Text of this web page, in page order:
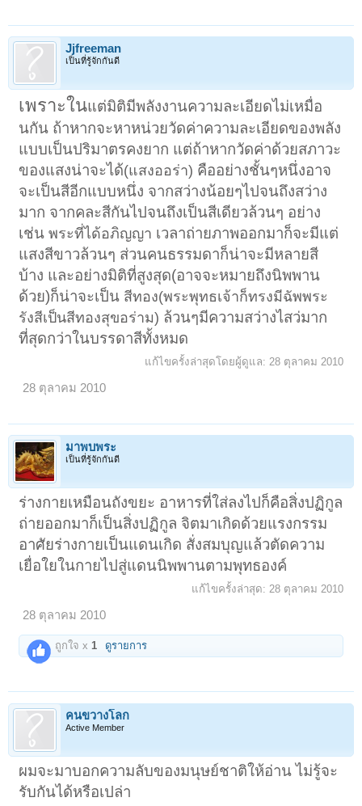
Jjfreeman
เป็นที่รู้จักกันดี
เพราะในแต่มิติมีพลังงานความละเอียดไม่เหมื่อ
นกัน ถ้าหากจะหาหน่วยวัดค่าความละเอียดของพลัง
แบบเป็นปริมาตรคงยาก แต่ถ้าหากวัดค่าด้วยสภาวะ
ของแสงน่าจะได้(แสงออร่า) คืออย่างชั้นๆหนึ่งอาจ
จะเป็นสีอีกแบบหนึ่ง จากสว่างน้อยๆไปจนถึงสว่าง
มาก จากคละสีกันไปจนถึงเป็นสีเดียวล้วนๆ อย่าง
เช่นพระที่ได้อภิญญา เวลาถ่ายภาพออกมาก็จะมีแต่
แสงสีขาวล้วนๆ ส่วนคนธรรมดาก็น่าจะมีหลายสี
บ้าง และอย่างมิติที่สูงสุด(อาจจะหมายถึงนิพพาน
ด้วย)ก็น่าจะเป็น สีทอง(พระพุทธเจ้าก็ทรงมีฉัพพระ
รังสีเป็นสีทองสุขอร่าม) ล้วนๆมีความสว่างไสว่มาก
ที่สุดกว่าในบรรดาสีทั้งหมด
แก้ไขครั้งล่าสุดโดยผู้ดูแล: 28 ตุลาคม 2010
28 ตุลาคม 2010
มาพบพระ
เป็นที่รู้จักกันดี
ร่างกายเหมือนถังขยะ อาหารที่ใส่ลงไปก็คือสิ่งปฏิกูล
ถ่ายออกมาก็เป็นสิ่งปฏิกูล จิตมาเกิดด้วยแรงกรรม
อาศัยร่างกายเป็นแดนเกิด สั่งสมบุญแล้วตัดความ
เยื่อใยในกายไปสู่แดนนิพพานตามพุทธองค์
แก้ไขครั้งล่าสุด: 28 ตุลาคม 2010
28 ตุลาคม 2010
ถูกใจ x1 ดูรายการ
คนขวางโลก
Active Member
ผมจะมาบอกความลับของมนุษย์ชาติให้อ่าน ไม่รู้จะ
รับกันได้หรือเปล่า